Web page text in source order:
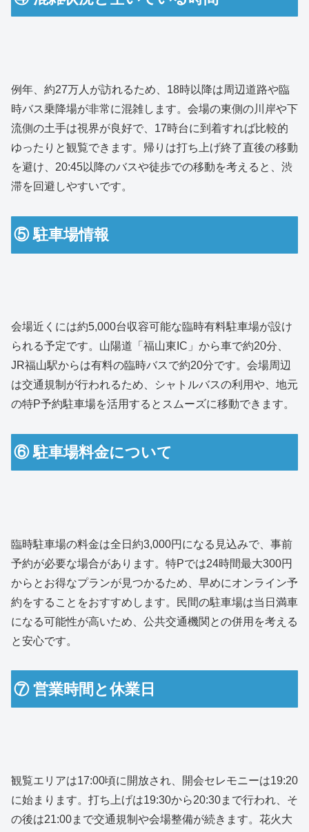
例年、約27万人が訪れるため、18時以降は周辺道路や臨
時バス乗降場が非常に混雑します。会場の東側の川岸や下
流側の土手は視界が良好で、17時台に到着すれば比較的
ゆったりと観覧できます。帰りは打ち上げ終了直後の移動
を避け、20:45以降のバスや徒歩での移動を考えると、渋
滞を回避しやすいです。
⑤ 駐車場情報
会場近くには約5,000台収容可能な臨時有料駐車場が設け
られる予定です。山陽道「福山東IC」から車で約20分、
JR福山駅からは有料の臨時バスで約20分です。会場周辺
は交通規制が行われるため、シャトルバスの利用や、地元
の特P予約駐車場を活用するとスムーズに移動できます。
⑥ 駐車場料金について
臨時駐車場の料金は全日約3,000円になる見込みで、事前
予約が必要な場合があります。特Pでは24時間最大300円
からとお得なプランが見つかるため、早めにオンライン予
約をすることをおすすめします。民間の駐車場は当日満車
になる可能性が高いため、公共交通機関との併用を考える
と安心です。
⑦ 営業時間と休業日
観覧エリアは17:00頃に開放され、開会セレモニーは19:20
に始まります。打ち上げは19:30から20:30まで行われ、そ
の後は21:00まで交通規制や会場整備が続きます。花火大